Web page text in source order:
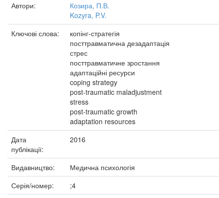
Автори:
Козира, П.В.
Kozyra, P.V.
Ключові слова:
копінг-стратегія
посттравматична дезадаптація
стрес
посттравматичне зростання
адаптаційні ресурси
coping strategy
post-traumatic maladjustment
stress
post-traumatic growth
adaptation resources
Дата
публікації:
2016
Видавництво:
Медична психологія
Серія/номер:
;4